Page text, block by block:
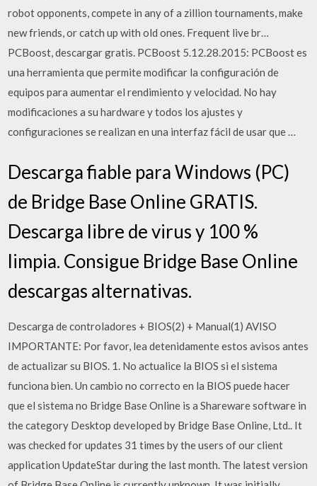
robot opponents, compete in any of a zillion tournaments, make
new friends, or catch up with old ones. Frequent live br…
PCBoost, descargar gratis. PCBoost 5.12.28.2015: PCBoost es
una herramienta que permite modificar la configuración de
equipos para aumentar el rendimiento y velocidad. No hay
modificaciones a su hardware y todos los ajustes y
configuraciones se realizan en una interfaz fácil de usar que …
Descarga fiable para Windows (PC)
de Bridge Base Online GRATIS.
Descarga libre de virus y 100 %
limpia. Consigue Bridge Base Online
descargas alternativas.
Descarga de controladores + BIOS(2) + Manual(1) AVISO
IMPORTANTE: Por favor, lea detenidamente estos avisos antes
de actualizar su BIOS. 1. No actualice la BIOS si el sistema
funciona bien. Un cambio no correcto en la BIOS puede hacer
que el sistema no Bridge Base Online is a Shareware software in
the category Desktop developed by Bridge Base Online, Ltd.. It
was checked for updates 31 times by the users of our client
application UpdateStar during the last month. The latest version